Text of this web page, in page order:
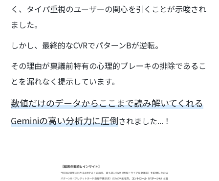
く、タイパ重視のユーザーの関心を引くことが示唆され
ました。
しかし、最終的なCVRでパターンBが逆転。
その理由が稟議前特有の心理的ブレーキの排除であるこ
とを漏れなく提示しています。
数値だけのデータからここまで読み解いてくれる
Geminiの高い分析力に圧倒されました...！